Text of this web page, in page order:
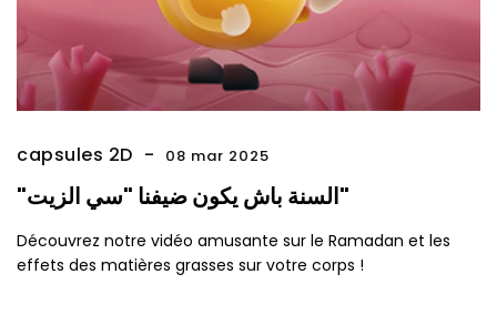
capsules 2D 08 mar 2025
"السنة باش يكون ضيفنا "سي الزيت"
Découvrez notre vidéo amusante sur le Ramadan et les
effets des matières grasses sur votre corps !